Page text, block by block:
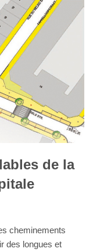
de la
cheminements
des longues et